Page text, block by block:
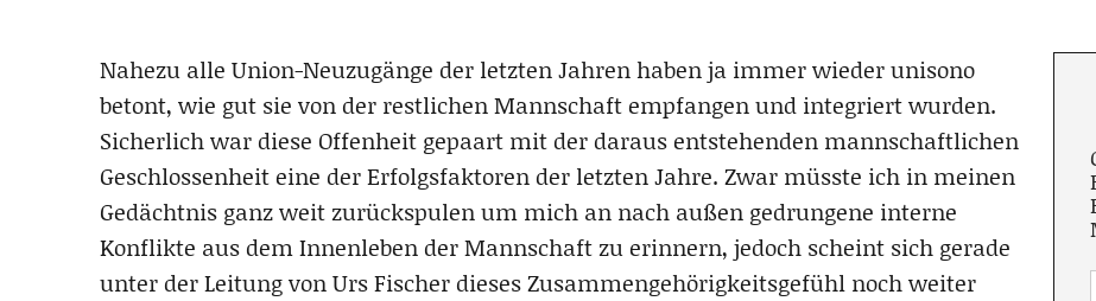
Nahezu alle Union-Neuzugänge der letzten Jahren haben ja immer wieder unisono
betont, wie gut sie von der restlichen Mannschaft empfangen und integriert wurden.
Sicherlich war diese Offenheit gepaart mit der daraus entstehenden mannschaftlichen
Geschlossenheit eine der Erfolgsfaktoren der letzten Jahre. Zwar müsste ich in meinen
Gedächtnis ganz weit zurückspulen um mich an nach außen gedrungene interne
Konflikte aus dem Innenleben der Mannschaft zu erinnern, jedoch scheint sich gerade
unter der Leitung von Urs Fischer dieses Zusammengehörigkeitsgefühl noch weiter